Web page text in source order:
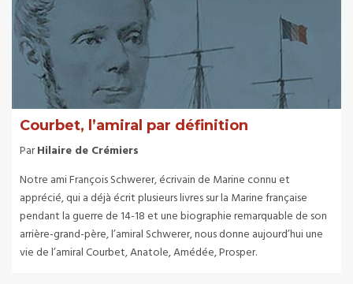
Courbet, l’amiral par définition
ParHilaire de Crémiers
Notre ami François Schwerer, écrivain de Marine connu et
apprécié, qui a déjà écrit plusieurs livres sur la Marine française
pendant la guerre de 14-18 et une biographie remarquable de son
arrière-grand-père, l’amiral Schwerer, nous donne aujourd’hui une
vie de l’amiral Courbet, Anatole, Amédée, Prosper.